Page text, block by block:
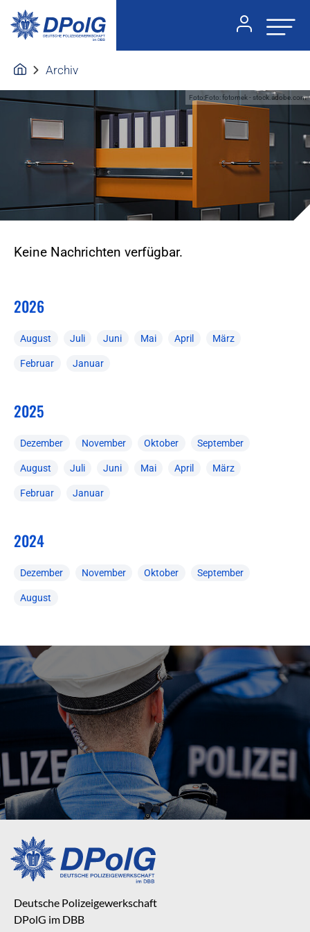
Archiv
Foto:Foto: fotomek - stock.adobe.com
Keine Nachrichten verfügbar.
2026
August Juli Juni Mai April März
Februar Januar
2025
Dezember November Oktober September
August Juli Juni Mai April März
Februar Januar
2024
Dezember November Oktober September
August
Deutsche Polizeigewerkschaft
DPolG im DBB